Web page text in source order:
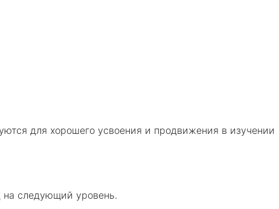
для хорошего усвоения и продвижения в изучении
на следующий уровень.